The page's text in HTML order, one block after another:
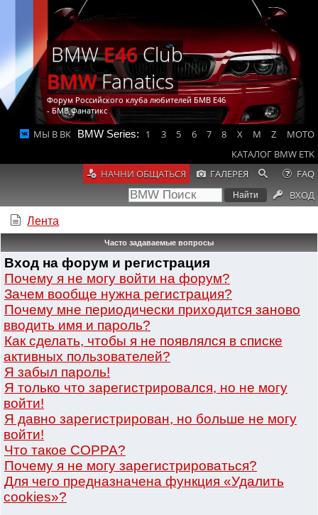
BMWE46Club
BMWFanatics
Форум Российского клуба любителей БМВ Е46
- БМВ Фанатикс
МЫ В ВК BMW Series: 1 3 5 6 7 8 X M Z
MOTO
КАТАЛОГ BMW ETK
НАЧНИ ОБЩАТЬСЯ
ГАЛЕРЕЯ
FAQ
ВХОД
Лента
Часто задаваемые вопросы
Вход на форум и регистрация
Почему я не могу войти на форум?
Зачем вообще нужна регистрация?
Почему мне периодически приходится заново
вводить имя и пароль?
Как сделать, чтобы я не появлялся в списке
активных пользователей?
Я забыл пароль!
Я только что зарегистрировался, но не могу
войти!
Я давно зарегистрирован, но больше не могу
войти!
Что такое COPPA?
Почему я не могу зарегистрироваться?
Для чего предназначена функция «Удалить
cookies»?